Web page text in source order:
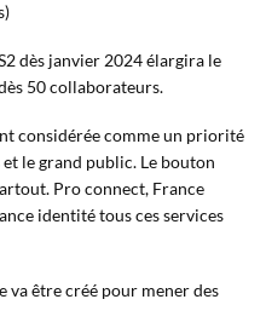
dès janvier 2024 élargira le
50 collaborateurs.
considérée comme un priorité
le grand public. Le bouton
Pro connect, France
identité tous ces services
va être créé pour mener des